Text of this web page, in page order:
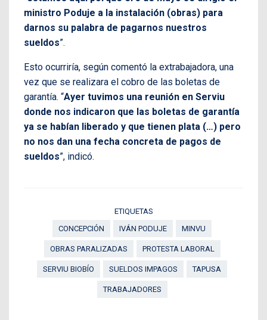
ministro Poduje a la instalación (obras) para
darnos su palabra de pagarnos nuestros
sueldos”.
Esto ocurriría, según comentó la extrabajadora, una
vez que se realizara el cobro de las boletas de
garantía. “Ayer tuvimos una reunión en Serviu
donde nos indicaron que las boletas de garantía
ya se habían liberado y que tienen plata (…) pero
no nos dan una fecha concreta de pagos de
sueldos”, indicó.
ETIQUETAS
CONCEPCIÓN
IVÁN PODUJE MINVU
OBRAS PARALIZADAS PROTESTA LABORAL
SERVIU BIOBÍO SUELDOS IMPAGOS TAPUSA
TRABAJADORES